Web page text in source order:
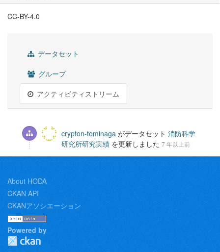
CC-BY-4.0
データセット
グループ
アクティビティストリーム
crypton-tominaga がデータセット 消防科学
研究所研究実績 を更新しました 7 年以上前
About HODA
CKAN API
CKANアソシエーション
Powered by